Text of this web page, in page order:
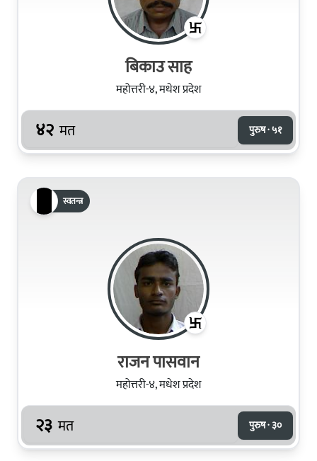
बिकाउ साह
महोत्तरी-४, मधेश प्रदेश
४२ मत पुरुष · ५१
स्वतन्त्र
राजन पासवान
महोत्तरी-४, मधेश प्रदेश
२३ मत पुरुष · ३०